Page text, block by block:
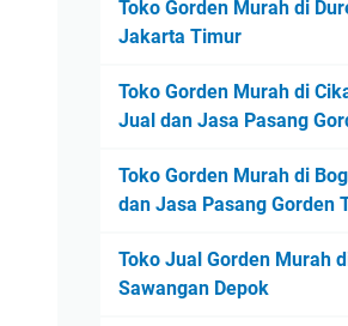
Toko Gorden Murah di
Jakarta Timur
Toko Gorden Murah di
Jual dan Jasa Pasang
Toko Gorden Murah di
dan Jasa Pasang Gorden
Toko Jual Gorden Murah
Sawangan Depok